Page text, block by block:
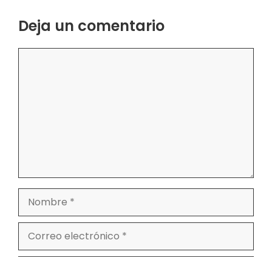
Deja un comentario
Nombre
electrónico